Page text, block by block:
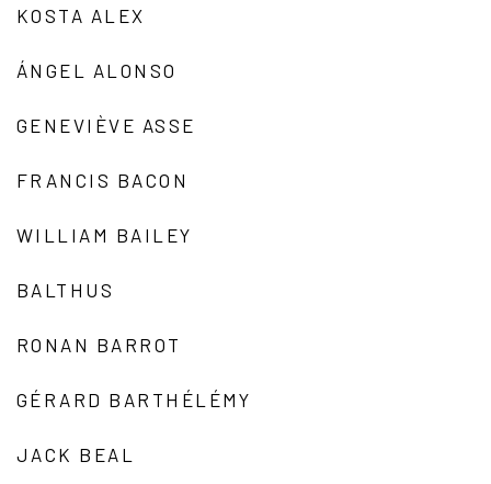
KOSTA ALEX
ÁNGEL ALONSO
GENEVIÈVE ASSE
FRANCIS BACON
WILLIAM BAILEY
BALTHUS
RONAN BARROT
GÉRARD BARTHÉLÉMY
JACK BEAL